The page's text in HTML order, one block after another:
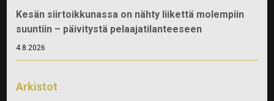
Kesän siirtoikkunassa on nähty liikettä molempiin
suuntiin – päivitystä pelaajatilanteeseen
4.8.2026
Arkistot